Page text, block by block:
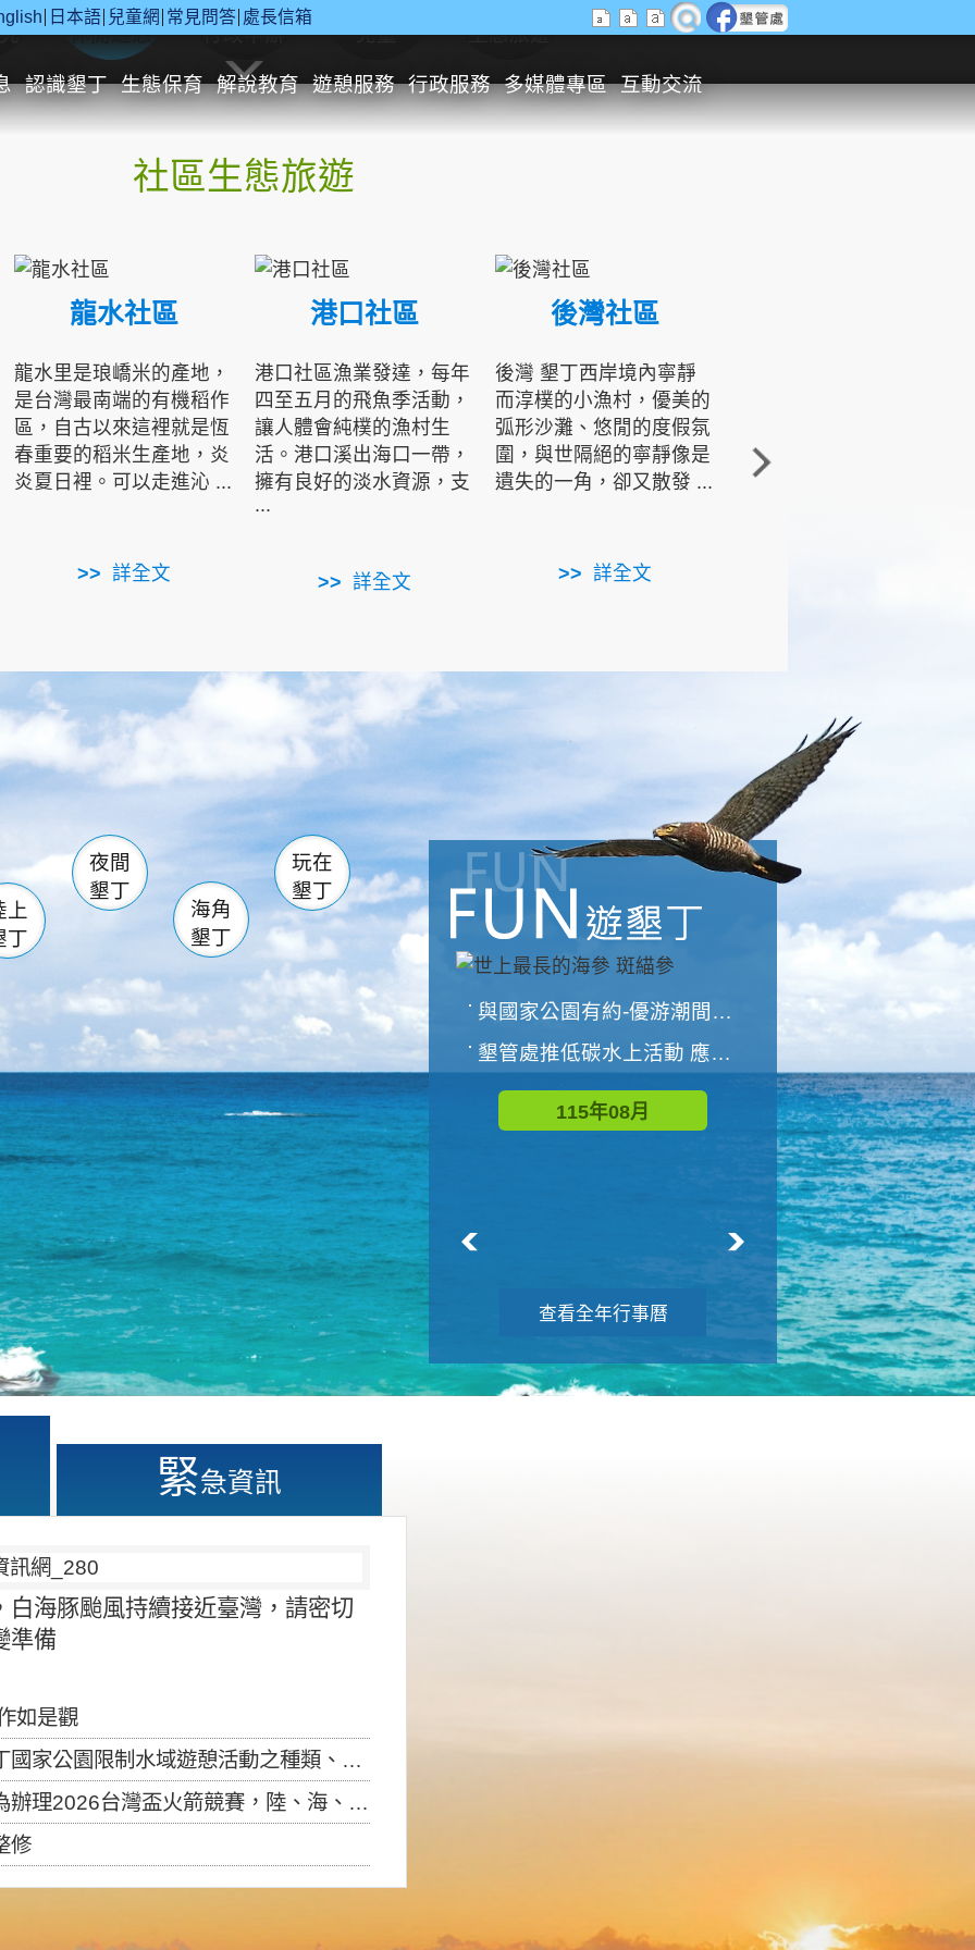
日本語 兒童網 常見問答 處長信箱
認識墾丁 生態保育 解說教育 遊憩服務 行政服務 多媒體專區 互動交流
休閒遊憩 行政申辦 兒童 生態旅遊
社區生態旅遊
龍水社區
龍水里是琅嶠米的產地，
是台灣最南端的有機稻作
區，自古以來這裡就是恆
春重要的稻米生產地，炎
炎夏日裡。可以走進沁 ...
詳全文
港口社區
港口社區漁業發達，每年
四至五月的飛魚季活動，
讓人體會純樸的漁村生
活。港口溪出海口一帶，
擁有良好的淡水資源，支
...
詳全文
後灣社區
後灣 墾丁西岸境內寧靜
而淳樸的小漁村，優美的
弧形沙灘、悠閒的度假氛
圍，與世隔絕的寧靜像是
遺失的一角，卻又散發 ...
詳全文
角的端點，冬季海浪拍打
著礁岸，旺盛的侵蝕作
南仁湖
滿州 佳樂水
森林遊樂區
墾管處遊客中心
社頂公園 風吹沙
船帆石 龍磐公園
香蕉灣 龍坑
鵝鑾鼻
上
丁
夜間
墾丁
海角
墾丁
玩在
墾丁
與國家公園有約-優游潮間探險者
墾管處推低碳水上活動 應屆畢業生限額免費參加
115年08月
世界地球清潔日 墾管處辦理「2026年墾丁國家公園沙灘淨灘活動
115年09月
查看全年行事曆
緊急資訊
海豚颱風持續接近臺灣，請密切
準備
如是觀
制水域遊憩活動之種類、範圍、時間及行為」，自即日生效。
盃火箭競賽，陸、海、空域警戒及協調相關事宜，因颱風備案事宜
修